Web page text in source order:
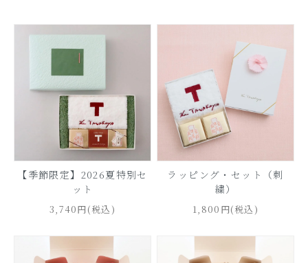
【季節限定】2026夏特別セ
ット
3,740円(税込)
ラッピング・セット（刺
繍）
1,800円(税込)